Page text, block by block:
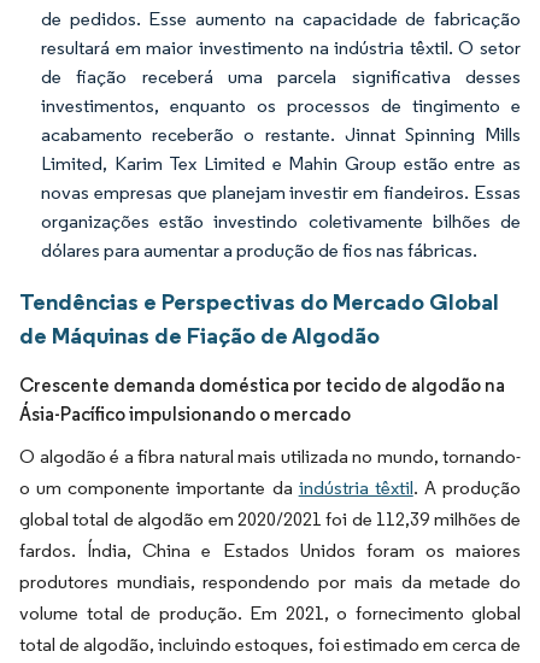
de pedidos. Esse aumento na capacidade de fabricação
resultará em maior investimento na indústria têxtil. O setor
de fiação receberá uma parcela significativa desses
investimentos, enquanto os processos de tingimento e
acabamento receberão o restante. Jinnat Spinning Mills
Limited, Karim Tex Limited e Mahin Group estão entre as
novas empresas que planejam investir em fiandeiros. Essas
organizações estão investindo coletivamente bilhões de
dólares para aumentar a produção de fios nas fábricas.
Tendências e Perspectivas do Mercado Global
de Máquinas de Fiação de Algodão
Crescente demanda doméstica por tecido de algodão na
Ásia-Pacífico impulsionando o mercado
O algodão é a fibra natural mais utilizada no mundo, tornando-
o um componente importante da indústria têxtil. A produção
global total de algodão em 2020/2021 foi de 112,39 milhões de
fardos. Índia, China e Estados Unidos foram os maiores
produtores mundiais, respondendo por mais da metade do
volume total de produção. Em 2021, o fornecimento global
total de algodão, incluindo estoques, foi estimado em cerca de